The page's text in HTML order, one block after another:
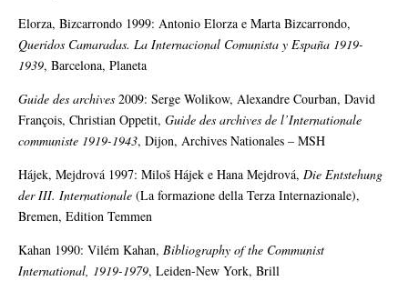
Elorza, Bizcarrondo 1999: Antonio Elorza e Marta Bizcarrondo,
Queridos Camaradas. La Internacional Comunista y España 1919-
1939, Barcelona, Planeta
Guide des archives 2009: Serge Wolikow, Alexandre Courban, David
François, Christian Oppetit, Guide des archives de l’Internationale
communiste 1919-1943, Dijon, Archives Nationales – MSH
Hájek, Mejdrová 1997: Miloš Hájek e Hana Mejdrová, Die Entstehung
der III. Internationale (La formazione della Terza Internazionale),
Bremen, Edition Temmen
Kahan 1990: Vilém Kahan, Bibliography of the Communist
International, 1919-1979, Leiden-New York, Brill